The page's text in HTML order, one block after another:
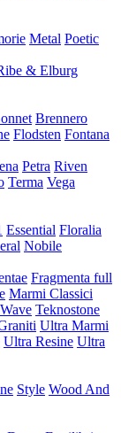
Metal Poetic
& Elburg
Brennero
Flodsten Fontana
Petra Riven
Terma Vega
Essential Floralia
Nobile
Fragmenta full
Marmi Classici
Teknostone
Ultra Marmi
Ultra Resine Ultra
Style Wood And